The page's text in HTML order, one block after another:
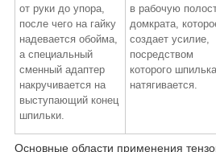
от руки до упора,
после чего на гайку
надевается обойма,
а специальный
сменный адаптер
накручивается на
выступающий конец
шпильки.
в рабочую
домкрата,
создает усилие,
посредством
которого шпилька
натягивается.
Основные области применения